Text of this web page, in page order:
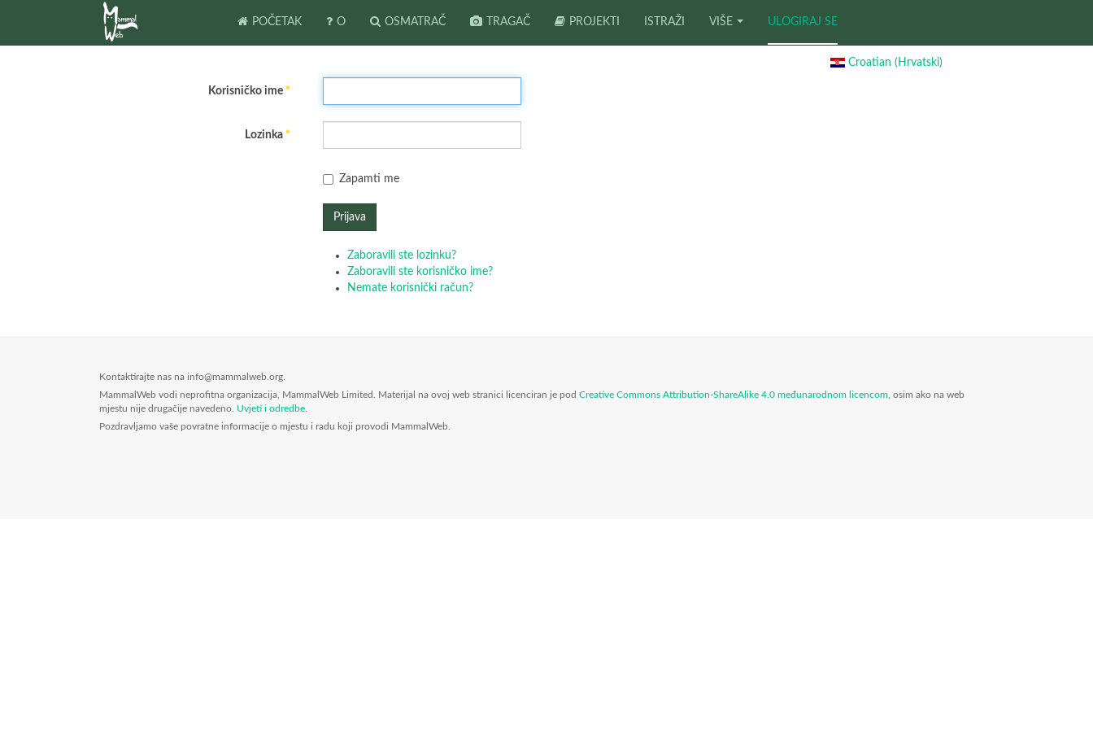
Croatian (Hrvatski)
POČETAK O OSMATRAČ TRAGAČ PROJEKTI ISTRAŽI VIŠE ULOGIRAJ SE
Korisničko ime *
Lozinka *
Zapamti me
Prijava
Zaboravili ste lozinku?
Zaboravili ste korisničko ime?
Nemate korisnički račun?
Kontaktirajte nas na info@mammalweb.org.
MammalWeb vodi neprofitna organizacija, MammalWeb Limited. Materijal na ovoj web stranici licenciran je pod Creative Commons Attribution-ShareAlike 4.0 međunarodnom licencom , osim ako na web
mjestu nije drugačije navedeno. Uvjeti i odredbe
Pozdravljamo vaše povratne informacije o mjestu i radu koji provodi MammalWeb.